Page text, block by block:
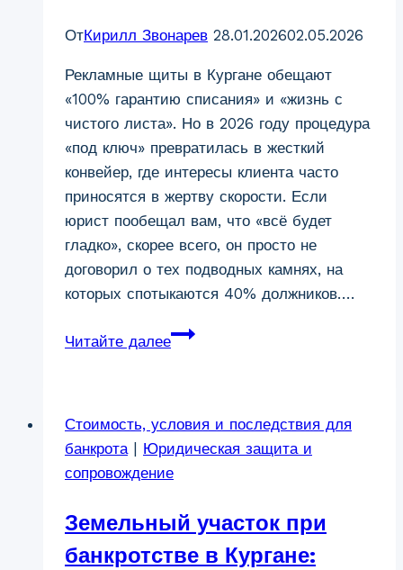
имущества
ОтКирилл Звонарев 28.01.202602.05.2026
Рекламные щиты в Кургане обещают
«100% гарантию списания» и «жизнь с
чистого листа». Но в 2026 году процедура
«под ключ» превратилась в жесткий
конвейер, где интересы клиента часто
приносятся в жертву скорости. Если
юрист пообещал вам, что «всё будет
гладко», скорее всего, он просто не
договорил о тех подводных камнях, на
которых спотыкаются 40% должников….
Читайте далееБанкротство
Кургане:
о
чем
в
рекламе
Стоимость, условия и последствия для
банкрота| Юридическая защита и
сопровождение
Земельный участок при
банкротстве в Кургане: